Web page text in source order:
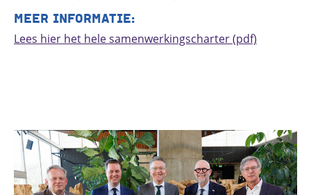
MEER INFORMATIE:
Lees hier het hele samenwerkingscharter (pdf)